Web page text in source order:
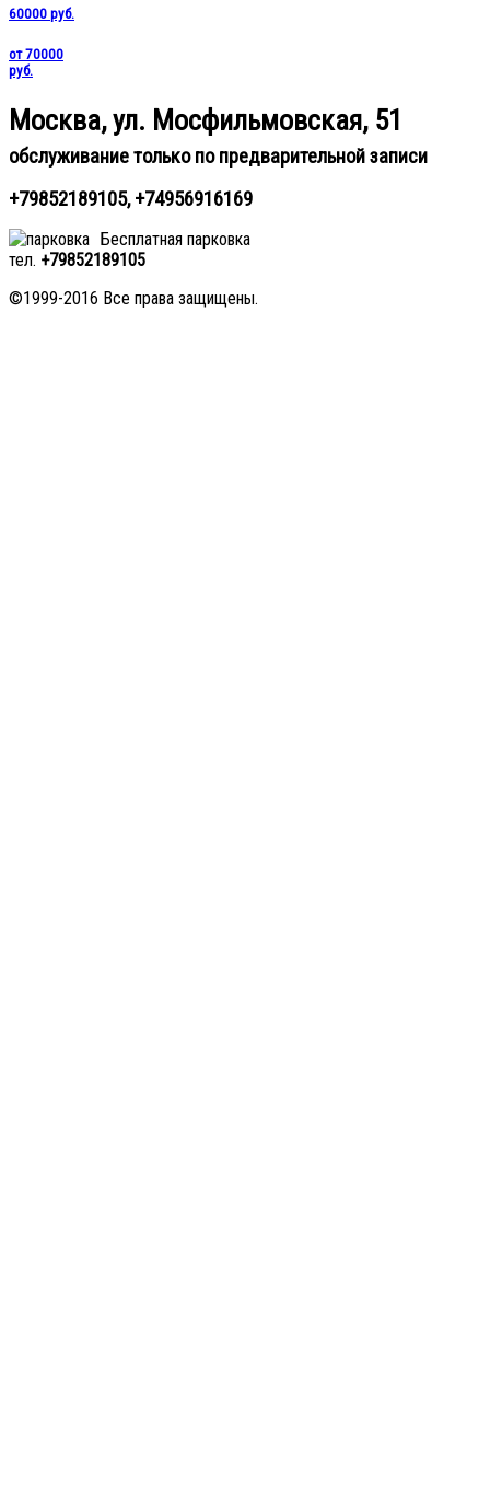
60000 руб.
от 70000
руб.
Москва, ул. Мосфильмовская, 51
обслуживание только по предварительной записи
+79852189105, +74956916169
Бесплатная парковка
тел. +79852189105
©1999-2016 Все права защищены.